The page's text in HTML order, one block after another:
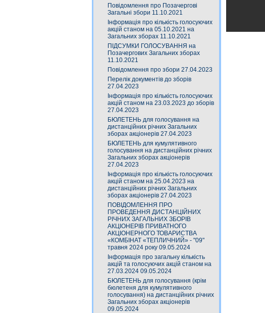
Повідомлення про Позачергові
Загальні збори 11.10.2021
Інформація про кількість голосуючих
акцій станом на 05.10.2021 на
Загальних зборах 11.10.2021
ПІДСУМКИ ГОЛОСУВАННЯ на
Позачергових Загальних зборах
11.10.2021
Повідомлення про збори 27.04.2023
Перелік документів до зборів
27.04.2023
Інформація про кількість голосуючих
акцій станом на 23.03.2023 до зборів
27.04.2023
БЮЛЕТЕНЬ для голосування на
дистанційних річних Загальних
зборах акціонерів 27.04.2023
БЮЛЕТЕНЬ для кумулятивного
голосування на дистанційних річних
Загальних зборах акціонерів
27.04.2023
Інформація про кількість голосуючих
акцій станом на 25.04.2023 на
дистанційних річних Загальних
зборах акціонерів 27.04.2023
ПОВІДОМЛЕННЯ ПРО
ПРОВЕДЕННЯ ДИСТАНЦІЙНИХ
РІЧНИХ ЗАГАЛЬНИХ ЗБОРІВ
АКЦІОНЕРІВ ПРИВАТНОГО
АКЦІОНЕРНОГО ТОВАРИСТВА
«КОМБІНАТ «ТЕПЛИЧНИЙ» - "09"
травня 2024 року 09.05.2024
Інформація про загальну кількість
акцій та голосуючих акцій станом на
27.03.2024 09.05.2024
БЮЛЕТЕНЬ для голосування (крім
бюлетеня для кумулятивного
голосування) на дистанційних річних
Загальних зборах акціонерів
09.05.2024